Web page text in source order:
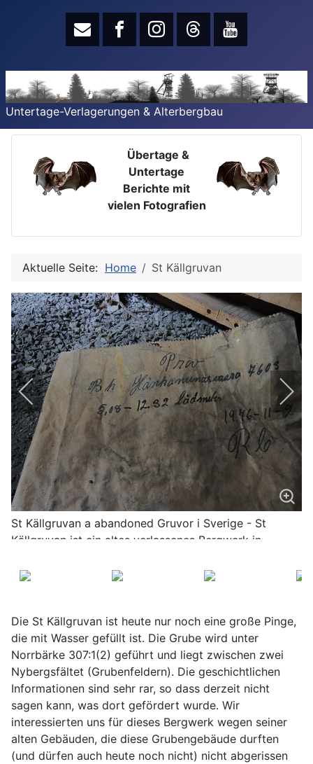
Untertage-Verlagerungen & Alterbergbau
Übertage &
Untertage
Berichte mit
vielen Fotografien
Aktuelle Seite: Home St Källgruvan
St Källgruvan a abandoned Gruvor i Sverige - St
Källgruvan ist ein altes verlassenes Bergwerk in
Impressionen
Die St Källgruvan ist heute nur noch eine große Pinge,
die mit Wasser gefüllt ist. Die Grube wird unter
Norrbärke 307:1(2) geführt und liegt zwischen zwei
Nybergsfältet (Grubenfeldern). Die geschichtlichen
Informationen sind sehr rar, so dass derzeit nicht
sagen kann, was dort gefördert wurde. Wir
interessierten uns für dieses Bergwerk wegen seiner
alten Gebäuden, die diese Grubengebäude durften
(und dürfen auch heute noch nicht) nicht abgerissen